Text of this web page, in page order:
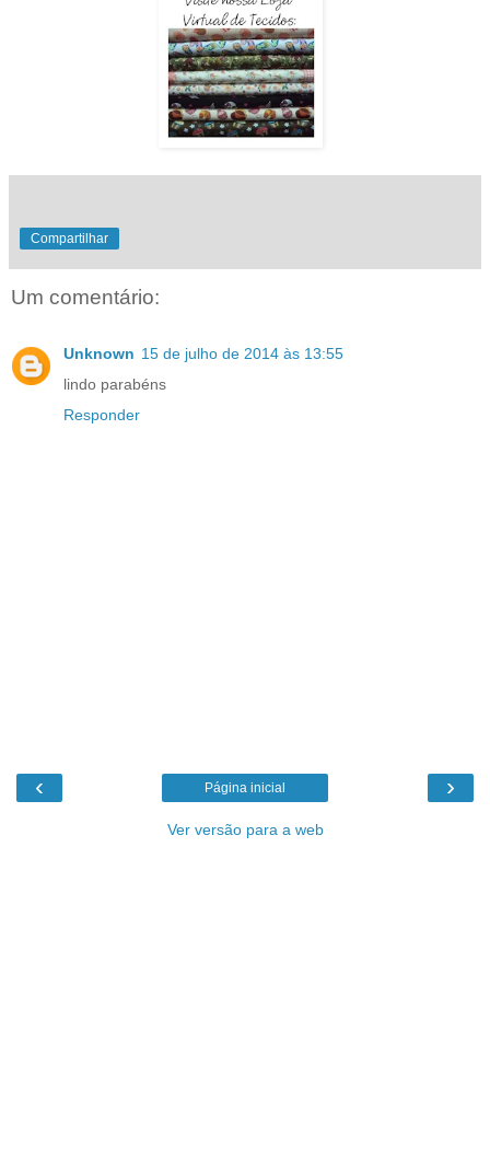
Compartilhar
Um comentário:
Unknown 15 de julho de 2014 às 13:55
lindo parabéns
Responder
‹ ›
Página inicial
Ver versão para a web